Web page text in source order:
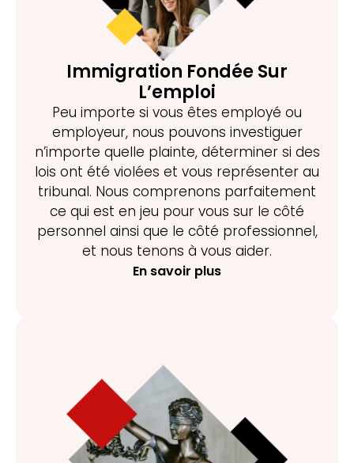
Immigration Fondée Sur
L’emploi
Peu importe si vous êtes employé ou
employeur, nous pouvons investiguer
n’importe quelle plainte, déterminer si des
lois ont été violées et vous représenter au
tribunal. Nous comprenons parfaitement
ce qui est en jeu pour vous sur le côté
personnel ainsi que le côté professionnel,
et nous tenons à vous aider.
En savoir plus